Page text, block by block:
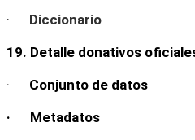
· Diccionario
19. Detalle donativos
· Conjunto de datos
· Metadatos